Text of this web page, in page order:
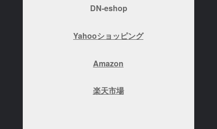
DN-eshop
Yahooショッピング
Amazon
楽天市場